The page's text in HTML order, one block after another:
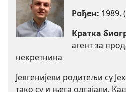
Рођен: 1989.
Кратка
агент за
некретнина
Јевгенијеви родитељи су
тако су и њега одгајали.